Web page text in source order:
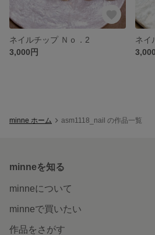
ネイルチップ Ｎｏ．2
3,000円
ネイ
minne ホーム asm1118_nail の作品一覧
minneを知る
minneについて
minneで買いたい
作品をさがす